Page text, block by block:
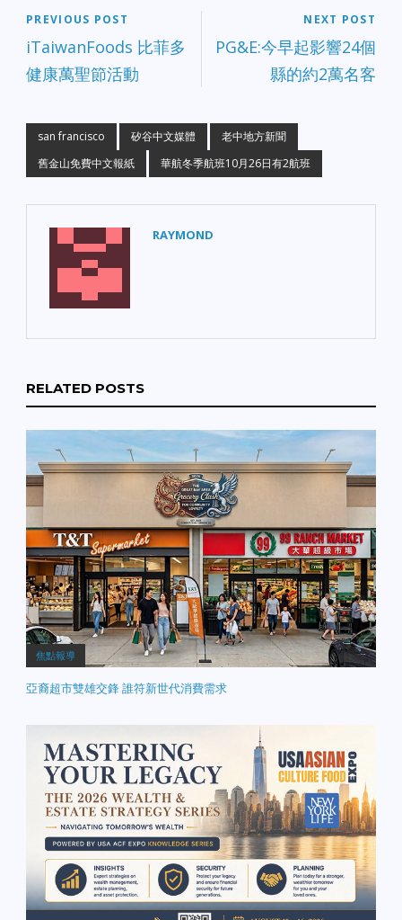
PREVIOUS POST
iTaiwanFoods 比菲多
健康萬聖節活動
NEXT POST
PG&E:今早起影響24個
縣的約2萬名客
san francisco 矽谷中文媒體
老中地方新聞
舊金山免費中文報紙
華航冬季航班10月26日有2航班
RAYMOND
RELATED POSTS
焦點報導
亞裔超市雙雄交鋒 誰符新世代消費需求